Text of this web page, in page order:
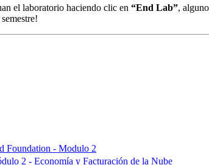
el laboratorio haciendo clic en “End Lab”,
Foundation - Modulo 2
2 - Economía y Facturación de la Nube